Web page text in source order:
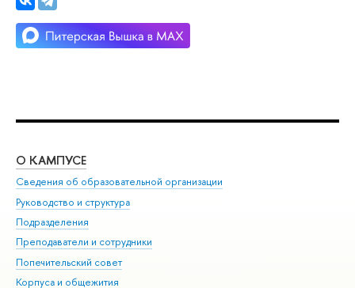
О КАМПУСЕ
Сведения об образовательной организации
Руководство и структура
Подразделения
Преподаватели и сотрудники
Попечительский совет
Корпуса и общежития